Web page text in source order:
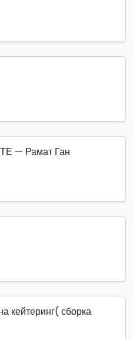
— Рамат Ган
кейтеринг( сборка